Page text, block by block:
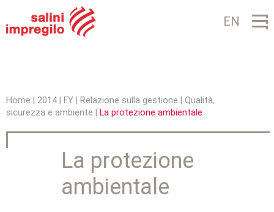
Jump to navigation EN
T
u
Home 2014 FY Relazione sulla gestione
Qualità,
sicurezza e ambiente
La protezione ambientale
La protezione
ambientale